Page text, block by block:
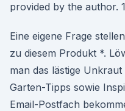
provided by the author.
Eine eigene Frage
zu diesem Produkt *.
man das lästige
Garten-Tipps sowie
Email-Postfach